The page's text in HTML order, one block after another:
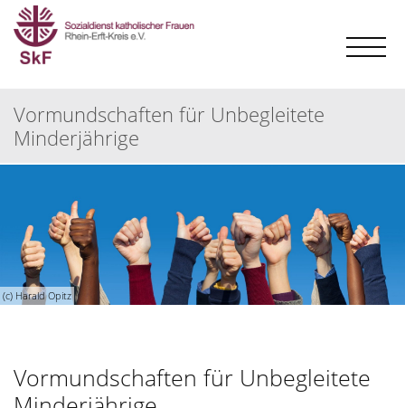
Vormundschaften für Unbegleitete
Minderjährige
(c) Harald Opitz
Vormundschaften für Unbegleitete